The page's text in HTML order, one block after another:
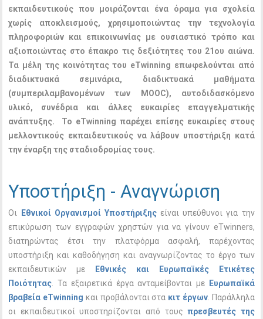
εκπαιδευτικούς που μοιράζονται ένα όραμα για σχολεία
χωρίς αποκλεισμούς, χρησιμοποιώντας την τεχνολογία
πληροφοριών και επικοινωνίας με ουσιαστικό τρόπο και
αξιοποιώντας στο έπακρο τις δεξιότητες του 21ου αιώνα.
Τα μέλη της κοινότητας του eTwinning επωφελούνται από
διαδικτυακά σεμινάρια, διαδικτυακά μαθήματα
(συμπεριλαμβανομένων των MOOC), αυτοδιδασκόμενο
υλικό, συνέδρια και άλλες ευκαιρίες επαγγελματικής
ανάπτυξης. Το eTwinning παρέχει επίσης ευκαιρίες στους
μελλοντικούς εκπαιδευτικούς να λάβουν υποστήριξη κατά
την έναρξη της σταδιοδρομίας τους.
Υποστήριξη - Αναγνώριση
Οι Εθνικοί Οργανισμοί Υποστήριξης είναι υπεύθυνοι για την
επικύρωση των εγγραφών χρηστών για να γίνουν eTwinners,
διατηρώντας έτσι την πλατφόρμα ασφαλή, παρέχοντας
υποστήριξη και καθοδήγηση και αναγνωρίζοντας το έργο των
εκπαιδευτικών με
Εθνικές και Ευρωπαϊκές Ετικέτες
Ποιότητας. Τα εξαιρετικά έργα ανταμείβονται με
Ευρωπαϊκά
βραβεία eTwinning και προβάλονται στα κιτ έργων. Παράλληλα
οι εκπαιδευτικοί υποστηρίζονται από τουςπρεσβευτές της